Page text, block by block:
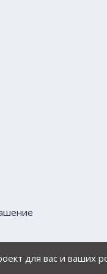
для вас и ваших